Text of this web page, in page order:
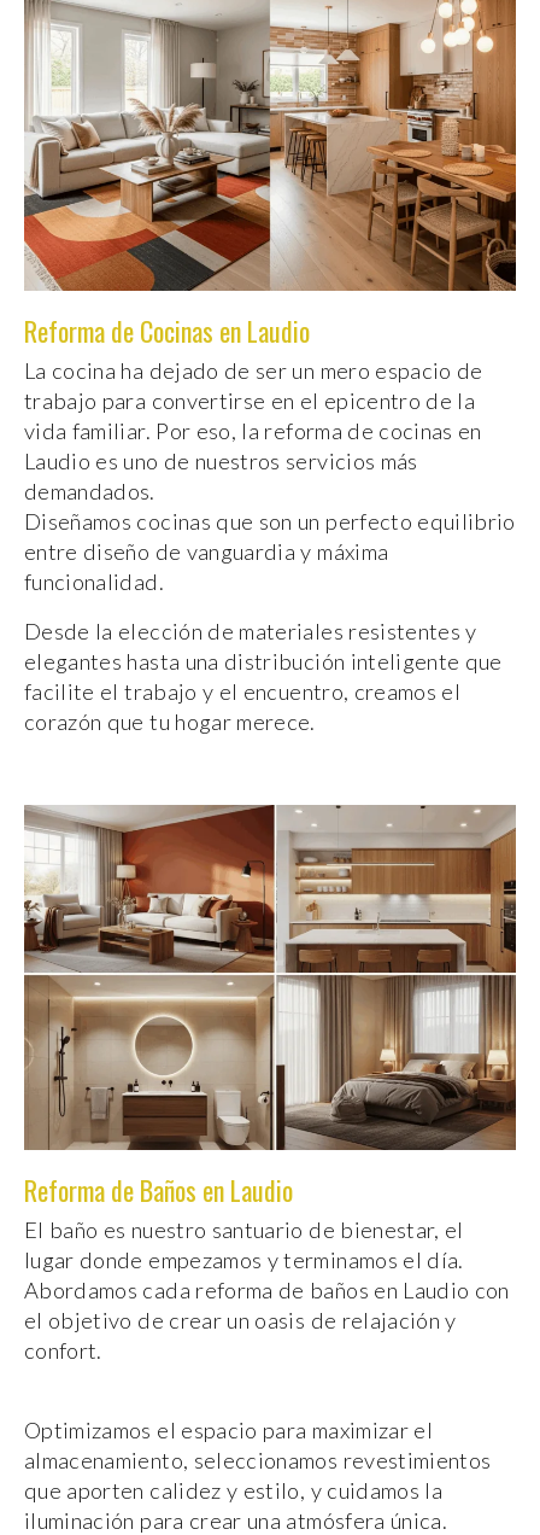
Reforma de Cocinas en Laudio
La cocina ha dejado de ser un mero espacio de
trabajo para convertirse en el epicentro de la
vida familiar. Por eso, la reforma de cocinas en
Laudio es uno de nuestros servicios más
demandados.
Diseñamos cocinas que son un perfecto equilibrio
entre diseño de vanguardia y máxima
funcionalidad.
Desde la elección de materiales resistentes y
elegantes hasta una distribución inteligente que
facilite el trabajo y el encuentro, creamos el
corazón que tu hogar merece.
Reforma de Baños en Laudio
El baño es nuestro santuario de bienestar, el
lugar donde empezamos y terminamos el día.
Abordamos cada reforma de baños en Laudio con
el objetivo de crear un oasis de relajación y
confort.
Optimizamos el espacio para maximizar el
almacenamiento, seleccionamos revestimientos
que aporten calidez y estilo, y cuidamos la
iluminación para crear una atmósfera única.